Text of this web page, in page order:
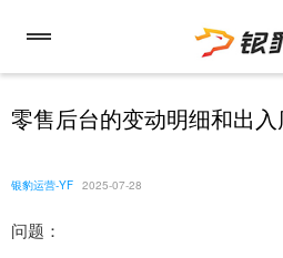
零售后台的变动明细和出
银豹运营-YF 2025-07-28
问题：